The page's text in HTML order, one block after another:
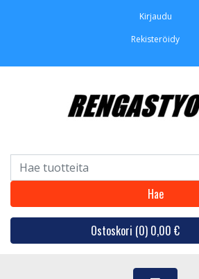
Kirjaudu
Rekisteröidy
Hae
Ostoskori (0) 0,00 €